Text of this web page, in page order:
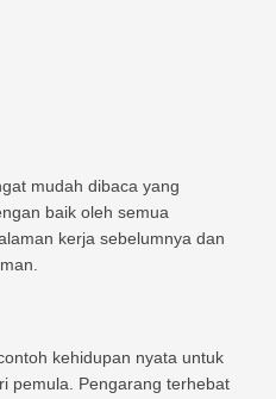
mudah dibaca yang
baik oleh semua
kerja sebelumnya dan
kehidupan nyata untuk
pemula. Pengarang terhebat